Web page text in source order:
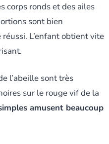
corps ronds et des ailes
sont bien
L’enfant obtient vite
l’abeille sont très
sur le rouge vif de la
amusent beaucoup